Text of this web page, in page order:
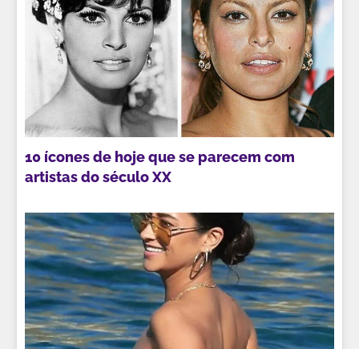
10 ícones de hoje que se parecem com
artistas do século XX